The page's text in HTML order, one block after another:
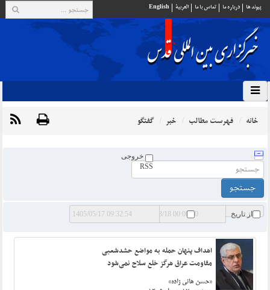
پيوند ها درباره ما تماس با ما العربية English
خانه فهرست مطالب خبر گفتگو
خروجی
RSS
از تاریخ تا تاریخ
اهداف پنهان حمله به مواضع حشدشعبی
مقاومت‌ عراق هرگز خلع‌ سلاح نمی‌شود
«حسن هانی زاده»